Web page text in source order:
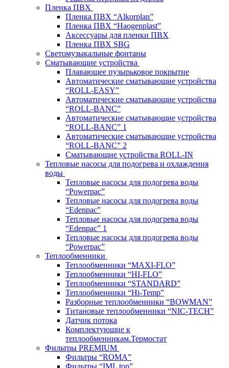
Пленка ПВХ
Пленка ПВХ “Alkorplan”
Пленка ПВХ “Haogenplast”
Аксессуары для пленки ПВХ
Пленка ПВХ SBG
Светомузыкальные фонтаны
Сматывающие устройства
Плавающее пузырьковое покрытие
Автоматические сматывающие устройства
“ROLL-EASY”
Автоматические сматывающие устройства
“ROLL-BANC”
Автоматические сматывающие устройства
“ROLL-BANC” 1
Автоматические сматывающие устройства
“ROLL-BANC” 2
Сматывающие устройства ROLL-IN
Тепловые насосы для подогрева и охлаждения
воды
Тепловые насосы для подогрева воды
“Powerpac”
Тепловые насосы для подогрева воды
“Edenpac”
Тепловые насосы для подогрева воды
“Edenpac” 1
Тепловые насосы для подогрева воды
“Powerpac”
Теплообменники
Теплообменники “MAXI-FLO”
Теплообменники “HI-FLO”
Теплообменники “STANDARD”
Теплообменники “Hi-Temp”
Разборные теплообменники “BOWMAN”
Титановые теплообменники “NIC-TECH”
Датчик потока
Комплектующие к
теплообменникам.Термостат
Фильтры PREMIUM
Фильтры “ROMA”
Фильтры “IML top”